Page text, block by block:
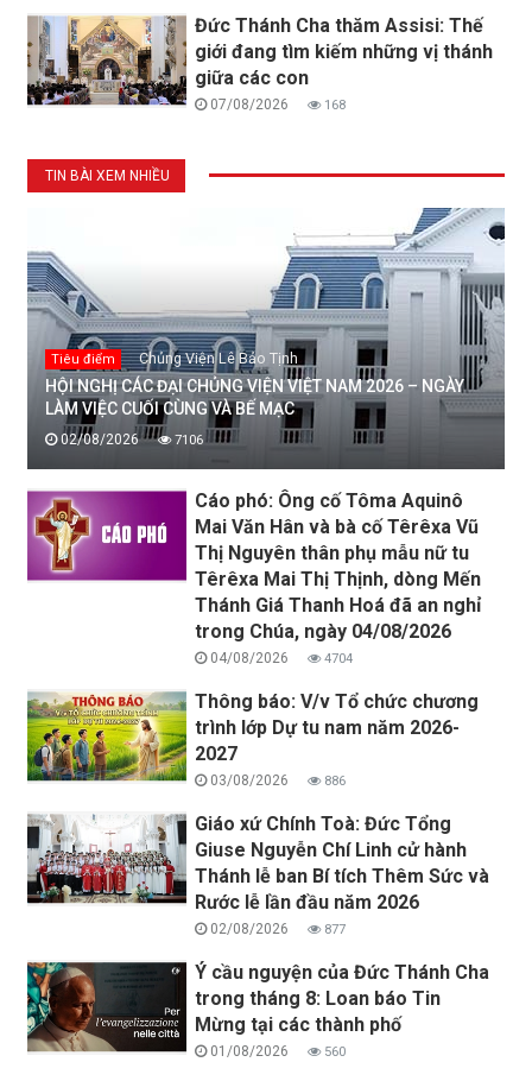
Đức Thánh Cha thăm Assisi: Thế
giới đang tìm kiếm những vị thánh
giữa các con
07/08/2026 168
TIN BÀI XEM NHIỀU
Tiêu điểm Chủng Viện Lê Bảo Tịnh
HỘI NGHỊ CÁC ĐẠI CHỦNG VIỆN VIỆT NAM 2026 – NGÀY
LÀM VIỆC CUỐI CÙNG VÀ BẾ MẠC
02/08/2026 7106
Cáo phó: Ông cố Tôma Aquinô
Mai Văn Hân và bà cố Têrêxa Vũ
Thị Nguyên thân phụ mẫu nữ tu
Têrêxa Mai Thị Thịnh, dòng Mến
Thánh Giá Thanh Hoá đã an nghỉ
trong Chúa, ngày 04/08/2026
04/08/2026 4704
Thông báo: V/v Tổ chức chương
trình lớp Dự tu nam năm 2026-
2027
03/08/2026 886
Giáo xứ Chính Toà: Đức Tổng
Giuse Nguyễn Chí Linh cử hành
Thánh lễ ban Bí tích Thêm Sức và
Rước lễ lần đầu năm 2026
02/08/2026 877
Ý cầu nguyện của Đức Thánh Cha
trong tháng 8: Loan báo Tin
Mừng tại các thành phố
01/08/2026 560